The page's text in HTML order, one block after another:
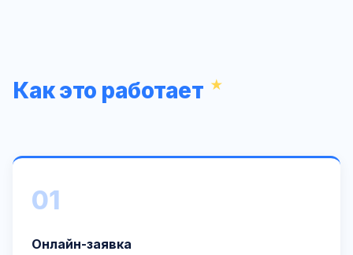
Как это работает
01
Онлайн-заявка